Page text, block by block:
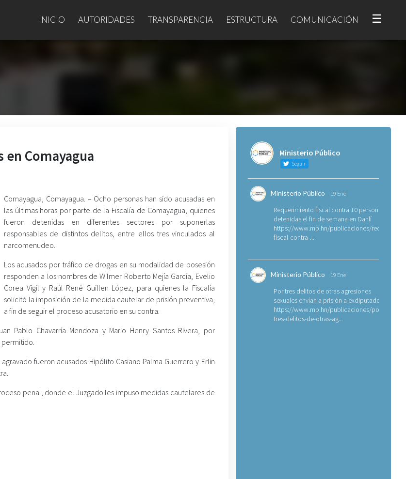
INICIO AUTORIDADES TRANSPARENCIA ESTRUCTURA COMUNICACIÓN ☰
Comayagua
Comayagua, Comayagua. – Ocho personas han sido acusadas en
las últimas horas por parte de la Fiscalía de Comayagua, quienes
fueron detenidas en diferentes sectores por suponerlas
responsables de distintos delitos, entre ellos tres vinculados al
narcomenudeo.
Los acusados por tráfico de drogas en su modalidad de posesión
responden a los nombres de Wilmer Roberto Mejía García, Evelio
Corea Vigil y Raúl René Guillen López, para quienes la Fiscalía
solicitó la imposición de la medida cautelar de prisión preventiva,
a fin de seguir el proceso acusatorio en su contra.
Pablo Chavarría Mendoza y Mario Henry Santos Rivera, por
permitido.
fueron acusados Hipólito Casiano Palma Guerrero y Erlin
penal, donde el Juzgado les impuso medidas cautelares de
Ministerio Público
Seguir
Ministerio Público 19 Ene
Requerimiento fiscal contra 10 personas
detenidas el fin de semana en Danlí
https://www.mp.hn/publicaciones/
fiscal-contra-...
Ministerio Público 19 Ene
Por tres delitos de otras agresiones
sexuales envían a prisión a exdiputado
https://www.mp.hn/publicaciones/por-
tres-delitos-de-otras-ag...